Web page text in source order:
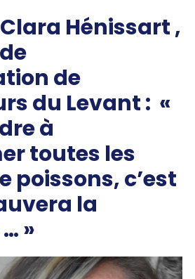
Hénissart ,
de
du Levant : «
à
toutes les
poissons, c’est
la
»